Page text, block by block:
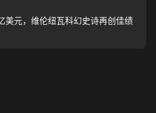
美元，维伦纽瓦科幻史诗再创佳绩